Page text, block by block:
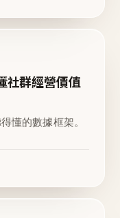
社群經營價值
懂的數據框架。